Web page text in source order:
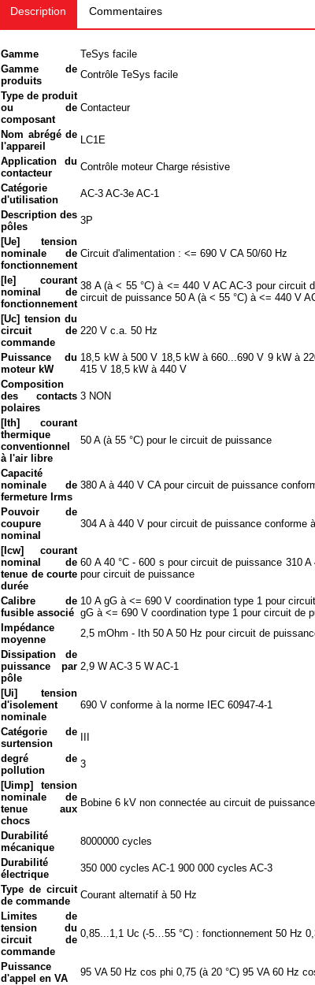
Description Commentaires
Gamme
TeSys facile
Gamme de
produits
Contrôle TeSys facile
Type de produit
ou de
composant
Contacteur
Nom abrégé de
l'appareil
LC1E
Application du
contacteur
Contrôle moteur Charge résistive
Catégorie
d'utilisation
AC-3 AC-3e AC-1
Description des
pôles
3P
[Ue] tension
nominale de
fonctionnement
Circuit d'alimentation : <= 690 V CA 50/60 Hz
[Ie] courant
nominal de
fonctionnement
38 A (à < 55 °C) à <= 440 V AC AC-3 pour circuit
circuit de puissance 50 A (à < 55 °C) à <= 440 V
[Uc] tension du
circuit de
commande
220 V c.a. 50 Hz
Puissance du
moteur kW
18,5 kW à 500 V 18,5 kW à 660...690 V 9 kW à
415 V 18,5 kW à 440 V
Composition
des contacts
polaires
3 NON
[Ith] courant
thermique
conventionnel
à l'air libre
50 A (à 55 °C) pour le circuit de puissance
Capacité
nominale de
fermeture Irms
380 A à 440 V CA pour circuit de puissance
Pouvoir de
coupure
nominal
304 A à 440 V pour circuit de puissance conforme
[Icw] courant
nominal de
tenue de courte
durée
60 A 40 °C - 600 s pour circuit de puissance 310
pour circuit de puissance
Calibre de
fusible associé
10 A gG à <= 690 V coordination type 1 pour
gG à <= 690 V coordination type 1 pour circuit de
Impédance
moyenne
2,5 mOhm - Ith 50 A 50 Hz pour circuit de
Dissipation de
puissance par
pôle
2,9 W AC-3 5 W AC-1
[Ui] tension
d'isolement
nominale
690 V conforme à la norme IEC 60947-4-1
Catégorie de
surtension
III
degré de
pollution
3
[Uimp] tension
nominale de
tenue aux
chocs
Bobine 6 kV non connectée au circuit de
Durabilité
mécanique
8000000 cycles
Durabilité
électrique
350 000 cycles AC-1 900 000 cycles AC-3
Type de circuit
de commande
Courant alternatif à 50 Hz
Limites de
tension du
circuit de
commande
0,85...1,1 Uc (-5…55 °C) : fonctionnement 50 Hz
Puissance
d'appel en VA
95 VA 50 Hz cos phi 0,75 (à 20 °C) 95 VA 60 Hz